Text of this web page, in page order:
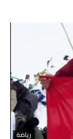
رياضة